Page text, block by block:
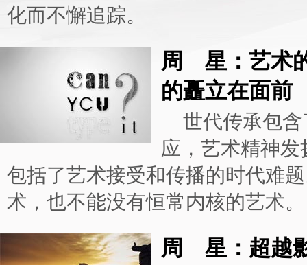
化而不懈追踪。
周 星：艺术
的矗立在面前
世代传承包
应，艺术精神
包括了艺术接受和传播的时代难
术，也不能没有恒常内核的艺术。
周 星：超越